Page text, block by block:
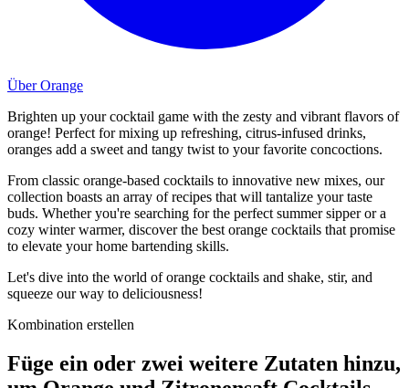
Über Orange
Brighten up your cocktail game with the zesty and vibrant flavors of
orange! Perfect for mixing up refreshing, citrus-infused drinks,
oranges add a sweet and tangy twist to your favorite concoctions.
From classic orange-based cocktails to innovative new mixes, our
collection boasts an array of recipes that will tantalize your taste
buds. Whether you're searching for the perfect summer sipper or a
cozy winter warmer, discover the best orange cocktails that promise
to elevate your home bartending skills.
Let's dive into the world of orange cocktails and shake, stir, and
squeeze our way to deliciousness!
Kombination erstellen
Füge ein oder zwei weitere Zutaten hinzu,